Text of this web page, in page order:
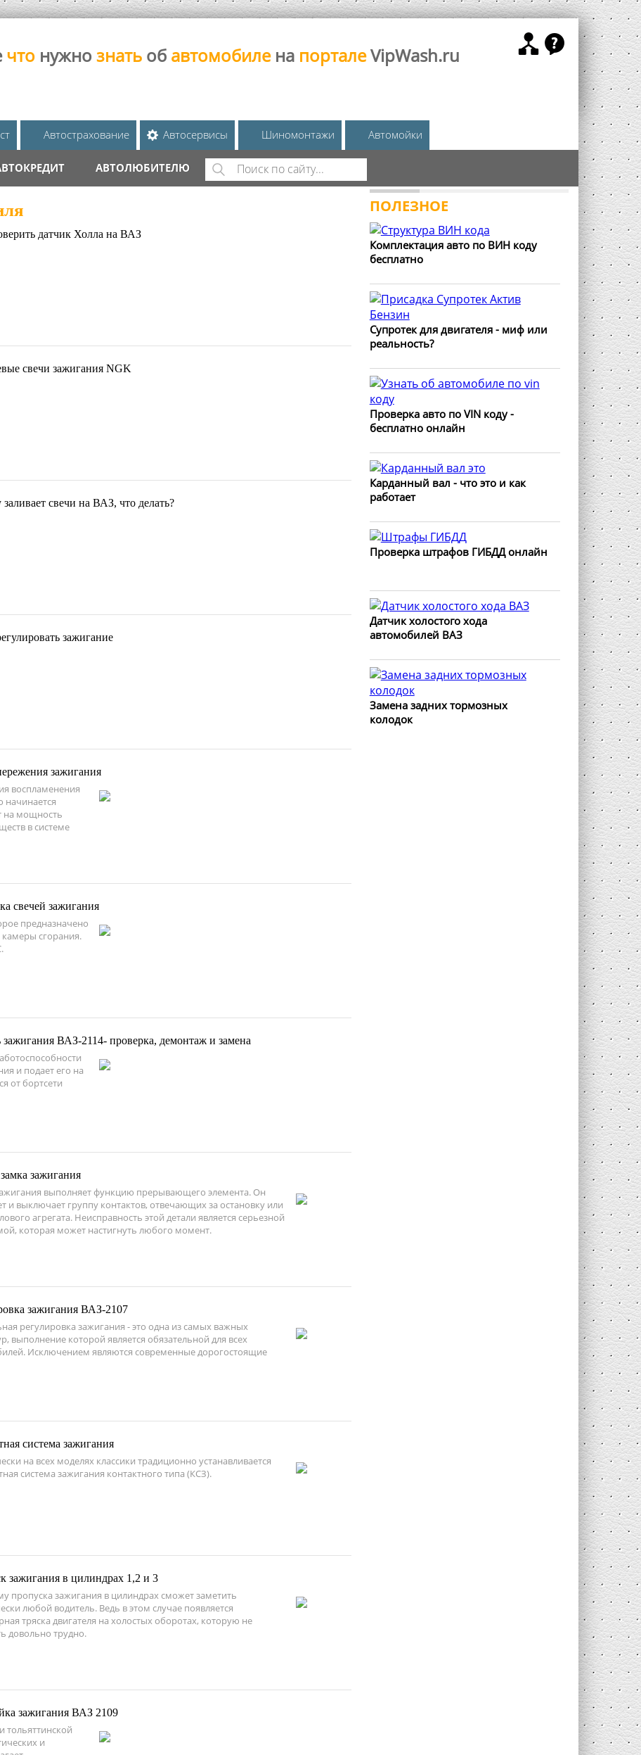
что нужно знать об автомобиле на порталеVipWash.ru
Автострахование Автосервисы Шиномонтажи Автомойки
АВТОЛЮБИТЕЛЮ
ФОРМА ПОИСКА
Поиск
датчик Холла на ВАЗ
свечи зажигания NGK
свечи на ВАЗ, что делать?
зажигание
зажигания
воспламенения
на мощность
в системе
свечей зажигания
предназначено
сгорания.
ВАЗ-2114- проверка, демонтаж и замена
и подает его на
от бортсети
зажигания
выполняет функцию прерывающего элемента. Он
и выключает группу контактов, отвечающих за остановку или
агрегата. Неисправность этой детали является серьезной
которая может настигнуть любого момент.
зажигания ВАЗ-2107
регулировка зажигания - это одна из самых важных
выполнение которой является обязательной для всех
Исключением являются современные дорогостоящие
система зажигания
на всех моделях классики традиционно устанавливается
система зажигания контактного типа (КСЗ).
зажигания в цилиндрах 1,2 и 3
пропуска зажигания в цилиндрах сможет заметить
любой водитель. Ведь в этом случае появляется
тряска двигателя на холостых оборотах, которую не
довольно трудно.
зажигания ВАЗ 2109
тольяттинской
и
ПОЛЕЗНОЕ
Комплектация авто по ВИН коду
бесплатно
Супротек для двигателя - миф или
реальность?
Проверка авто по VIN коду -
бесплатно онлайн
Карданный вал - что это и как
работает
Проверка штрафов ГИБДД онлайн
Датчик холостого хода
автомобилей ВАЗ
Замена задних тормозных
колодок